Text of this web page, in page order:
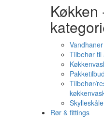
Køkken
Vandhaner
Tilbehør
Tilbehør/
Rør & fittings